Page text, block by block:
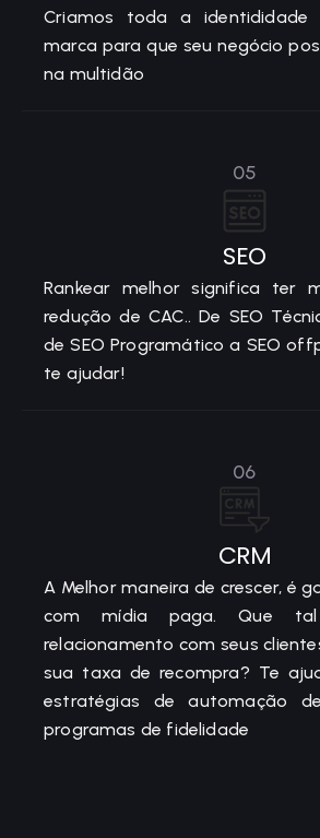
Criamos toda a identididade
marca para que seu negócio
na multidão
05
SEO
Rankear melhor significa ter
redução de CAC.. De SEO
de SEO Programático a SEO
te ajudar!
06
CRM
A Melhor maneira de crescer, é
com mídia paga. Que
relacionamento com seus
sua taxa de recompra? Te
estratégias de automação
programas de fidelidade